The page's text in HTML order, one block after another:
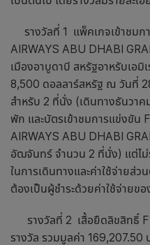
รางวัลที่ 1 แพ็คเกจเข้าชมก
AIRWAYS ABU DHABI
เมืองอาบูดาบี สหรัฐอาหรับเอมิ
8,500 ดอลลาร์สหรัฐ ณ วันที่
สำหรับ 2 ที่นั่ง (เดินทางธันวา
พัก และบัตรเข้าชมการแข่งขัน
AIRWAYS ABU DHABI
อัฒจันทร์ จำนวน 2 ที่นั่ง) แต่ไม่
ในการเดินทางและค่าใช้จ่ายส่
ต้องเป็นผู้ชำระด้วยค่าใช้จ่ายขอ
รางวัลที่ 2 เสื้อยืดลิขสิทธิ์
รางวัล รวมมูลค่า